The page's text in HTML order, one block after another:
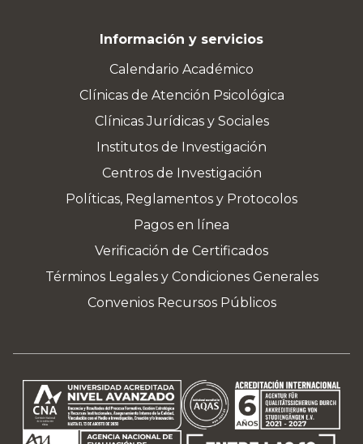
Información y servicios
Calendario Académico
Clínicas de Atención Psicológica
Clínicas Jurídicas y Sociales
Institutos de Investigación
Centros de Investigación
Políticas, Reglamentos y Protocolos
Pagos en línea
Verificación de Certificados
Términos Legales y Condiciones Generales
Convenios Recursos Públicos